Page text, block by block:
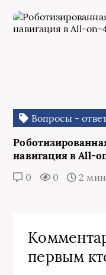
Вопросы -
навигация в All-
0 0 2
первым